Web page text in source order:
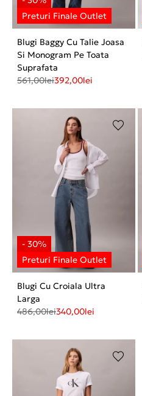
Blugi Baggy Cu Talie Joasa
Si Monogram Pe Toata
Suprafata
561,00lei392,00lei
Blugi Cu Croiala Ultra
Larga
486,00lei340,00lei